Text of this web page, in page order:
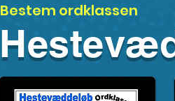
Bestem ordklassen